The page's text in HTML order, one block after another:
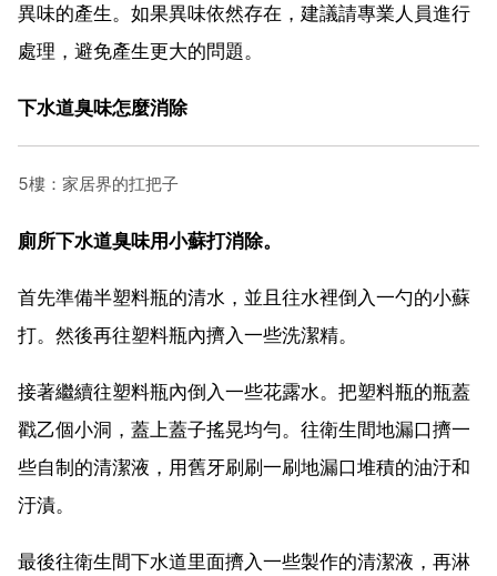
異味的產生。如果異味依然存在，建議請專業人員進行
處理，避免產生更大的問題。
下水道臭味怎麼消除
5樓：家居界的扛把子
廁所下水道臭味用小蘇打消除。
首先準備半塑料瓶的清水，並且往水裡倒入一勺的小蘇
打。然後再往塑料瓶內擠入一些洗潔精。
接著繼續往塑料瓶內倒入一些花露水。把塑料瓶的瓶蓋
戳乙個小洞，蓋上蓋子搖晃均勻。往衛生間地漏口擠一
些自制的清潔液，用舊牙刷刷一刷地漏口堆積的油汙和
汙漬。
最後往衛生間下水道里面擠入一些製作的清潔液，再淋